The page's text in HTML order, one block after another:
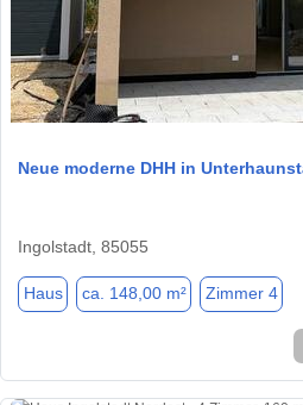
Neue moderne DHH in
Ingolstadt, 85055
Haus ca. 148,00 m² Zimmer 4